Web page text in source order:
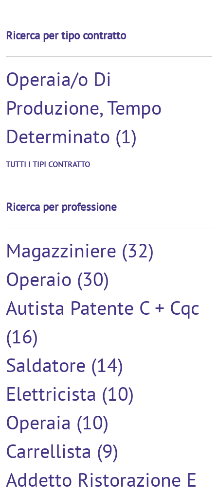
Ricerca per tipo contratto
Operaia/o Di
Produzione, Tempo
Determinato (1)
TUTTI I TIPI CONTRATTO
Ricerca per professione
Magazziniere (32)
Operaio (30)
Autista Patente C + Cqc
(16)
Saldatore (14)
Elettricista (10)
Operaia (10)
Carrellista (9)
Addetto Ristorazione E